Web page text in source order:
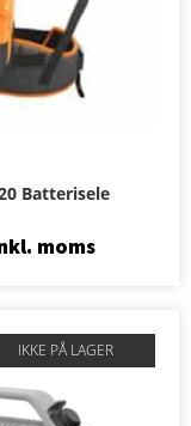
Batterisele
moms
IKKE PÅ LAGER